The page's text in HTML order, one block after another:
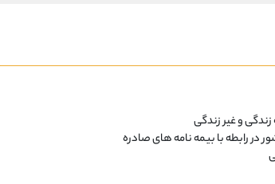
و غیر زندگی
در رابطه با بیمه نامه های صادره